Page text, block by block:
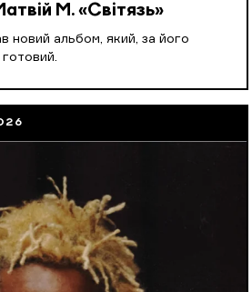
М. «Світязь»
новий альбом, який, за його